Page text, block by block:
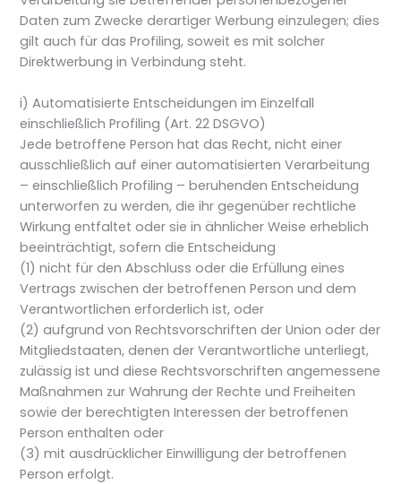
Daten zum Zwecke derartiger Werbung einzulegen; dies
gilt auch für das Profiling, soweit es mit solcher
Direktwerbung in Verbindung steht.
i) Automatisierte Entscheidungen im Einzelfall
einschließlich Profiling (Art. 22 DSGVO)
Jede betroffene Person hat das Recht, nicht einer
ausschließlich auf einer automatisierten Verarbeitung
– einschließlich Profiling – beruhenden Entscheidung
unterworfen zu werden, die ihr gegenüber rechtliche
Wirkung entfaltet oder sie in ähnlicher Weise erheblich
beeinträchtigt, sofern die Entscheidung
(1) nicht für den Abschluss oder die Erfüllung eines
Vertrags zwischen der betroffenen Person und dem
Verantwortlichen erforderlich ist, oder
(2) aufgrund von Rechtsvorschriften der Union oder der
Mitgliedstaaten, denen der Verantwortliche unterliegt,
zulässig ist und diese Rechtsvorschriften angemessene
Maßnahmen zur Wahrung der Rechte und Freiheiten
sowie der berechtigten Interessen der betroffenen
Person enthalten oder
(3) mit ausdrücklicher Einwilligung der betroffenen
Person erfolgt.